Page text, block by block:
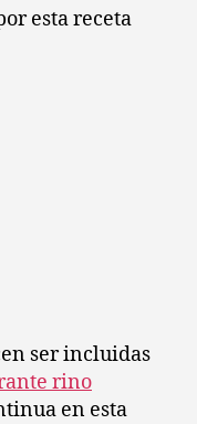
esta receta
ser incluidas
rino
en esta